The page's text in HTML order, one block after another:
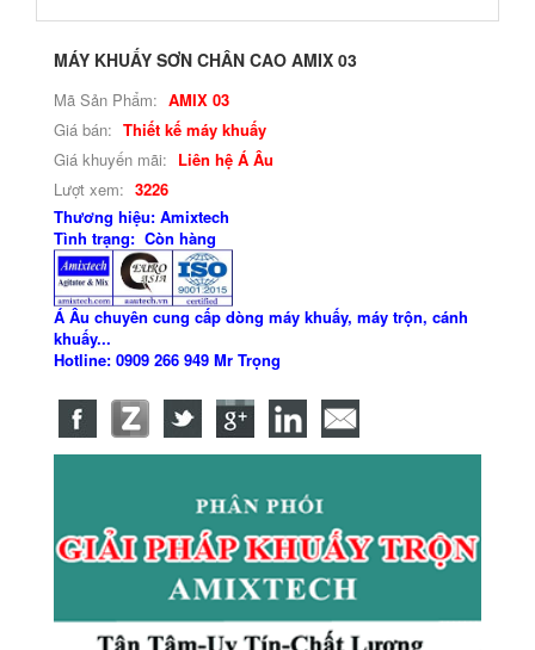
MÁY KHUẤY SƠN CHÂN CAO AMIX 03
Mã Sản Phẩm: AMIX 03
Giá bán: Thiết kế máy khuấy
Giá khuyến mãi: Liên hệ Á Âu
Lượt xem: 3226
Thương hiệu: Amixtech
Tình trạng: Còn hàng
Á Âu chuyên cung cấp dòng máy khuấy, máy trộn, cánh
khuấy...
Hotline: 0909 266 949 Mr Trọng